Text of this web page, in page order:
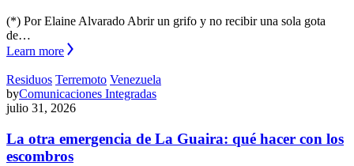
(*) Por Elaine Alvarado Abrir un grifo y no recibir una sola gota
de…
Learn more
Residuos Terremoto Venezuela
byComunicaciones Integradas
julio 31, 2026
La otra emergencia de La Guaira: qué hacer con los
escombros